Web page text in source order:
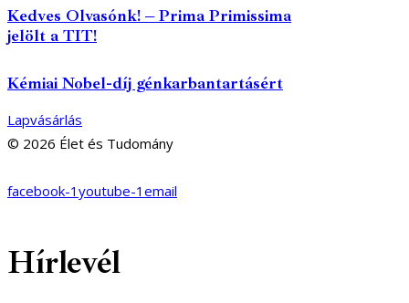
Kedves Olvasónk! – Prima Primissima
jelölt a TIT!
Kémiai Nobel-díj génkarbantartásért
Lapvásárlás
© 2026 Élet és Tudomány
facebook-1 youtube-1 email
Hírlevél